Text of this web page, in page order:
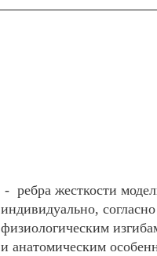
- ребра жесткости
индивидуально, согласно
физиологическим
и анатомическим